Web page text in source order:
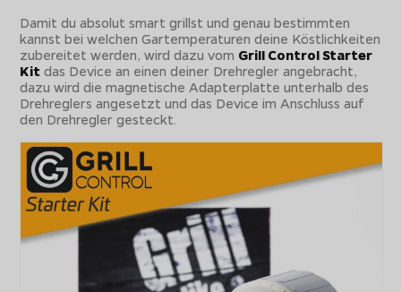
Damit du absolut smart grillst und genau bestimmten
kannst bei welchen Gartemperaturen deine Köstlichkeiten
zubereitet werden, wird dazu vom Grill Control Starter
Kit das Device an einen deiner Drehregler angebracht,
dazu wird die magnetische Adapterplatte unterhalb des
Drehreglers angesetzt und das Device im Anschluss auf
den Drehregler gesteckt.